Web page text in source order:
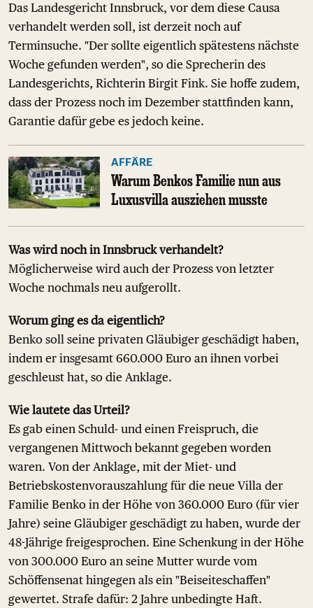
Das Landesgericht Innsbruck, vor dem diese Causa
verhandelt werden soll, ist derzeit noch auf
Terminsuche. "Der sollte eigentlich spätestens nächste
Woche gefunden werden", so die Sprecherin des
Landesgerichts, Richterin Birgit Fink. Sie hoffe zudem,
dass der Prozess noch im Dezember stattfinden kann,
Garantie dafür gebe es jedoch keine.
AFFÄRE
Warum Benkos Familie nun aus
Luxusvilla ausziehen musste
Was wird noch in Innsbruck verhandelt?
Möglicherweise wird auch der Prozess von letzter
Woche nochmals neu aufgerollt.
Worum ging es da eigentlich?
Benko soll seine privaten Gläubiger geschädigt haben,
indem er insgesamt 660.000 Euro an ihnen vorbei
geschleust hat, so die Anklage.
Wie lautete das Urteil?
Es gab einen Schuld- und einen Freispruch, die
vergangenen Mittwoch bekannt gegeben worden
waren. Von der Anklage, mit der Miet- und
Betriebskostenvorauszahlung für die neue Villa der
Familie Benko in der Höhe von 360.000 Euro (für vier
Jahre) seine Gläubiger geschädigt zu haben, wurde der
48-Jährige freigesprochen. Eine Schenkung in der Höhe
von 300.000 Euro an seine Mutter wurde vom
Schöffensenat hingegen als ein "Beiseiteschaffen"
gewertet. Strafe dafür: 2 Jahre unbedingte Haft.